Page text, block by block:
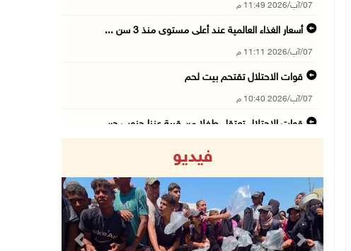
07/آب/2026 11:49 م
أسعار الغذاء العالمية عند أعلى مستوى منذ 3 سن ...
07/آب/2026 11:11 م
قوات الاحتلال تقتحم بيت لحم
07/آب/2026 10:40 م
قوات الاحتلال تعتقل طفلا من قرية عنزا جنوب جن ...
07/آب/2026 10:15 م
الاحتلال يعيق تنقل المواطنين ويقتحم بلدات شرق ...
07/آب/2026 08:52 م
فيديو
Previous Next